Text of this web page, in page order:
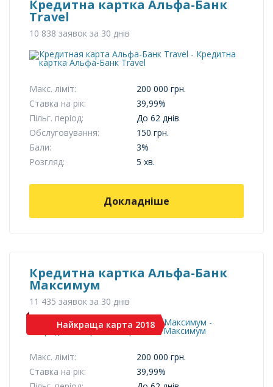
Кредитна картка Альфа-Банк
Travel
10 838 заявок за 30 днів
Макс. ліміт:
200 000 грн.
Ставка на рік:
39,99%
Пільг. період:
До 62 днів
Обслуговування:
150 грн.
Бали:
3%
Розгляд:
5 хв.
Докладніше
Кредитна картка Альфа-Банк
Максимум
11 435 заявок за 30 днів
Найкраща карта 2018
Макс. ліміт:
200 000 грн.
Ставка на рік:
39,99%